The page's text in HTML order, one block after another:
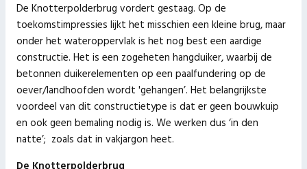
De Knotterpolderbrug vordert gestaag. Op de
toekomstimpressies lijkt het misschien een kleine brug, maar
onder het wateroppervlak is het nog best een aardige
constructie. Het is een zogeheten hangduiker, waarbij de
betonnen duikerelementen op een paalfundering op de
oever/landhoofden wordt 'gehangen’. Het belangrijkste
voordeel van dit constructietype is dat er geen bouwkuip
en ook geen bemaling nodig is. We werken dus ‘in den
natte’; zoals dat in vakjargon heet.